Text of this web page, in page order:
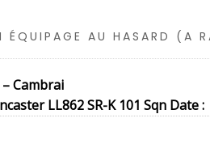
ÉQUIPAGE AU HASARD (A
Cambrai
LL862 SR-K 101 Sqn Date